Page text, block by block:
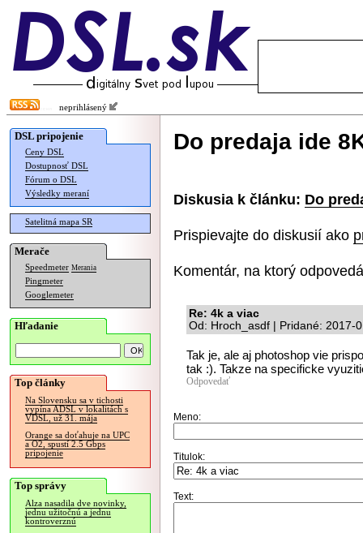
neprihlásený
DSL pripojenie
Ceny DSL
Dostupnosť DSL
Fórum o DSL
Výsledky meraní
Satelitná mapa SR
Merače
Speedmeter Merania
Pingmeter
Googlemeter
Hľadanie
Top články
Na Slovensku sa v tichosti
vypína ADSL v lokalitách s
VDSL, už 31. mája
Orange sa doťahuje na UPC
a O2, spustí 2.5 Gbps
pripojenie
Top správy
Alza nasadila dve novinky,
jednu užitočnú a jednu
kontroverznú
Do predaja ide
Diskusia k článku: Do
Prispievajte do diskusií ako
Komentár, na ktorý
Re: 4k a viac
Od: Hroch_asdf | Pridané: 2017-
Tak je, ale aj photoshop vie
tak :). Takze na specificke
Odpovedať
Meno:
Titulok:
Text: